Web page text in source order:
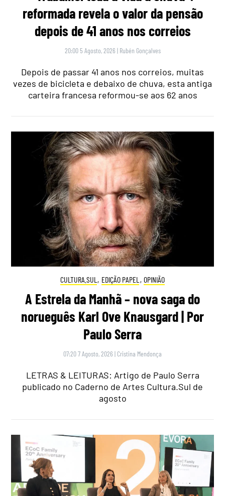
reformada revela o valor da pensão
depois de 41 anos nos correios
20:00 5 Agosto, 2026 | Rubén Gonçalves
Depois de passar 41 anos nos correios, muitas
vezes de bicicleta e debaixo de chuva, esta antiga
carteira francesa reformou-se aos 62 anos
CULTURA.SUL , EDIÇÃO PAPEL , OPINIÃO
A Estrela da Manhã – nova saga do
norueguês Karl Ove Knausgard | Por
Paulo Serra
07:20 7 Agosto, 2026 | Cristina Mendonça
LETRAS & LEITURAS: Artigo de Paulo Serra
publicado no Caderno de Artes Cultura.Sul de
agosto